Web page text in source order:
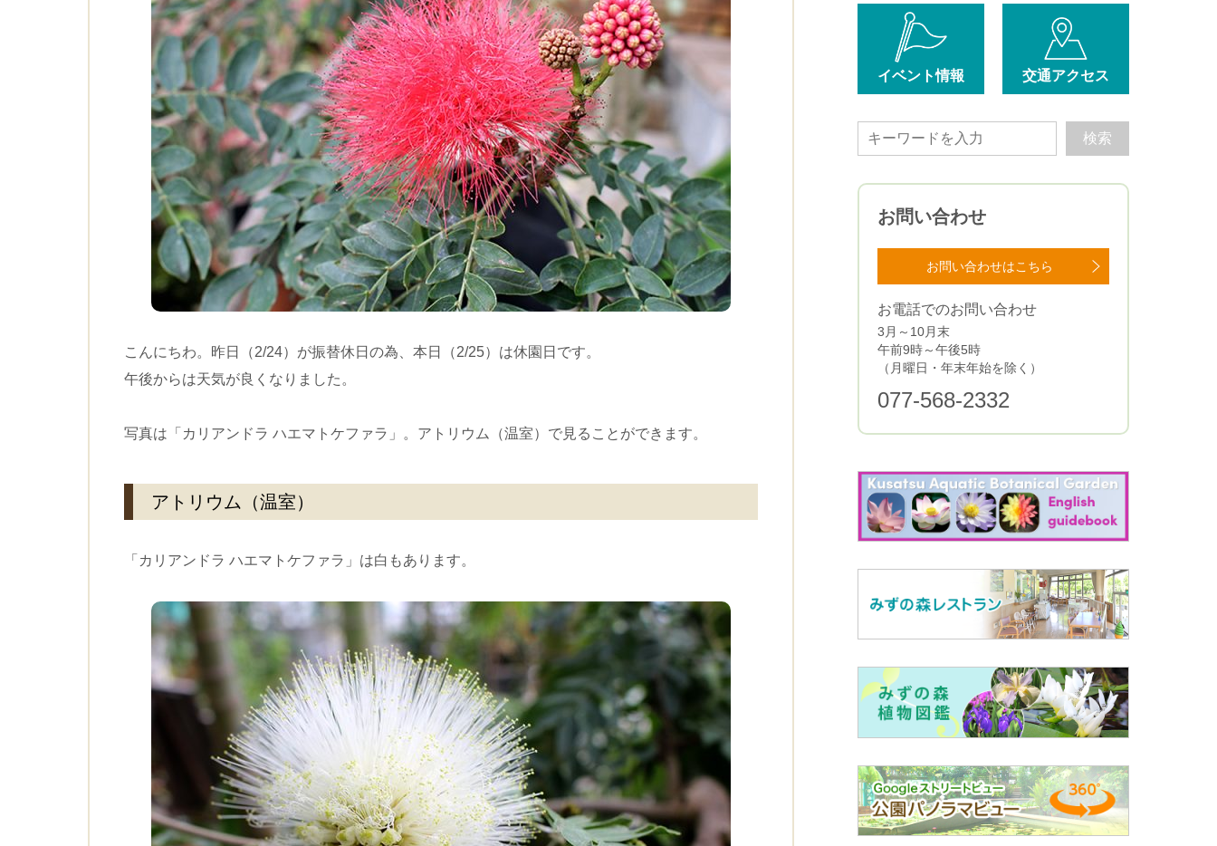
こんにちわ。昨日（2/24）が振替休日の為、本日（2/25）は休園日です。
午後からは天気が良くなりました。
写真は「カリアンドラ ハエマトケファラ」。アトリウム（温室）で見ることができます。
アトリウム（温室）
「カリアンドラ ハエマトケファラ」は白もあります。
イベント情報 交通アクセス
お問い合わせ
お問い合わせはこちら
お電話でのお問い合わせ
3月～10月末
午前9時～午後5時
（月曜日・年末年始を除く）
077-568-2332